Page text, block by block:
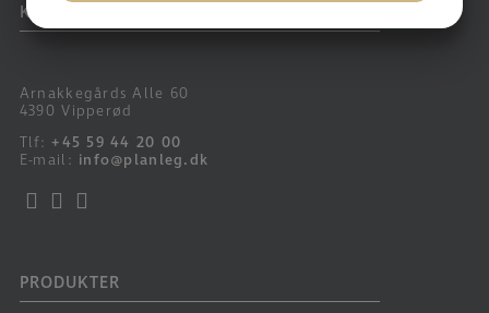
KONTAKT
Arnakkegårds Alle 60
4390 Vipperød
Tlf: +45 59 44 20 00
E-mail: info@planleg.dk
PRODUKTER